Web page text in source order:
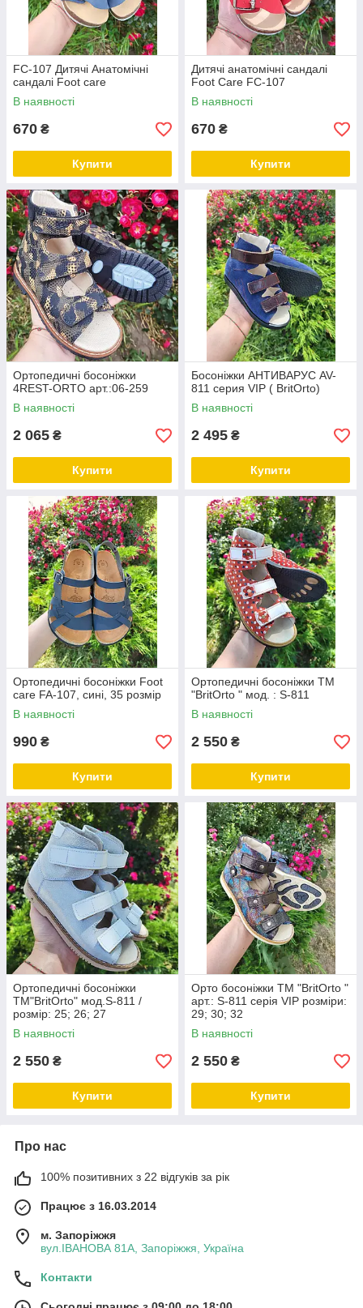
FC-107 Дитячі Анатомічні
сандалі Foot care
В наявності
670 ₴
Купити
Дитячі анатомічні сандалі
Foot Care FC-107
В наявності
670 ₴
Купити
Ортопедичні босоніжки
4REST-ORTO арт.:06-259
В наявності
2 065 ₴
Купити
Босоніжки АНТИВАРУС AV-
811 серия VIP ( BritOrto)
В наявності
2 495 ₴
Купити
Ортопедичні босоніжки Foot
care FA-107, сині, 35 розмір
В наявності
990 ₴
Купити
Ортопедичні босоніжки ТМ
"BritOrto " мод. : S-811
В наявності
2 550 ₴
Купити
Ортопедичні босоніжки
ТМ"BritOrto" мод.S-811 /
розмір: 25; 26; 27
В наявності
2 550 ₴
Купити
Орто босоніжки ТМ "BritOrto "
арт.: S-811 серія VIP розміри:
29; 30; 32
В наявності
2 550 ₴
Купити
Про нас
100% позитивних з 22 відгуків за рік
Працює з 16.03.2014
м. Запоріжжя
вул.ІВАНОВА 81А, Запоріжжя, Україна
Контакти